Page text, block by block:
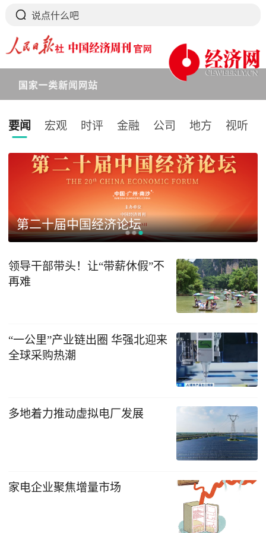
要闻 宏观 时评 金融 公司 地方 视听
下拉刷新
第二十届中国经济论坛
领导干部带头！让“带薪休假”不
再难
“一公里”产业链出圈 华强北迎来
全球采购热潮
多地着力推动虚拟电厂发展
家电企业聚焦增量市场